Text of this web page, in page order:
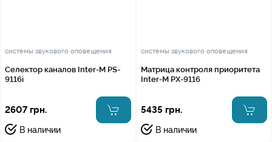
системы звукового оповещения
Селектор каналов Inter-M PS-
9116i
2607 грн.
В наличии
системы звукового оповещения
Матрица контроля приоритета
Inter-M PX-9116
5435 грн.
В наличии